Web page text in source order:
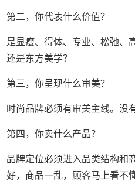
第二，你代表什么价值？
是显瘦、得体、专业、松弛、
还是东方美学？
第三，你呈现什么审美？
时尚品牌必须有审美主线。没
第四，你卖什么产品？
品牌定位必须进入品类结构和
好，商品一乱，顾客马上看不